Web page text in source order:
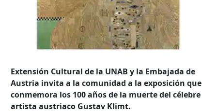
Extensión Cultural de la UNAB y la Embajada de
Austria invita a la comunidad a la exposición que
conmemora los 100 años de la muerte del célebre
artista austriaco Gustav Klimt.